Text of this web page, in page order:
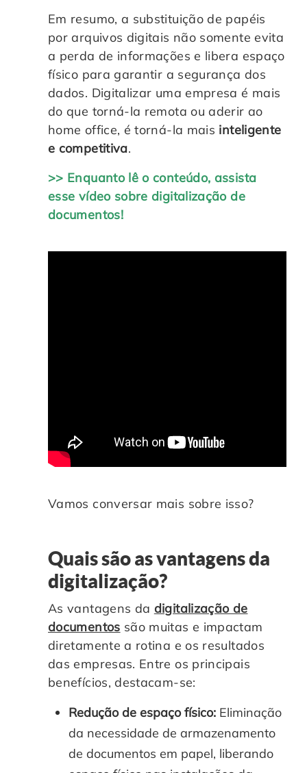
Em resumo, a substituição de papéis
por arquivos digitais não somente evita
a perda de informações e libera espaço
físico para garantir a segurança dos
dados. Digitalizar uma empresa é mais
do que torná-la remota ou aderir ao
home office, é torná-la mais inteligente
e competitiva.
>> Enquanto lê o conteúdo, assista
esse vídeo sobre digitalização de
documentos!
Vamos conversar mais sobre isso?
Quais são as vantagens da
digitalização?
As vantagens da digitalização de
documentos são muitas e impactam
diretamente a rotina e os resultados
das empresas. Entre os principais
benefícios, destacam-se:
Redução de espaço físico: Eliminação
da necessidade de armazenamento
de documentos em papel, liberando